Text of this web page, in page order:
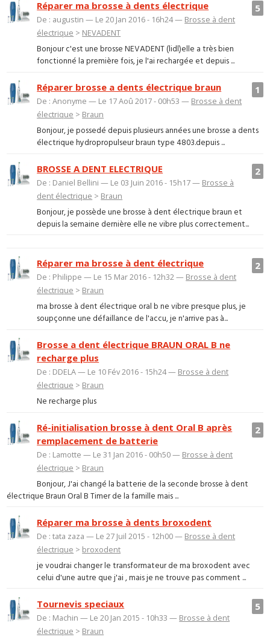
5
Réparer ma brosse à dents électrique
De : augustin — Le 20 Jan 2016 - 16h24 — Brosse à dent
électrique > NEVADENT
Bonjour c'est une brosse NEVADENT (lidl)elle a très bien
fonctionné la première fois, je l'ai rechargée et depuis ...
1
Réparer brosse a dents électrique braun
De : Anonyme — Le 17 Aoû 2017 - 00h53 — Brosse à dent
électrique > Braun
Bonjour, je possedé depuis plusieurs années une brosse a dents
électrique hydropropulseur braun type 4803.depuis ...
2
BROSSE A DENT ELECTRIQUE
De : Daniel Bellini — Le 03 Juin 2016 - 15h17 — Brosse à
dent électrique > Braun
Bonjour, je possède une brosse à dent électrique braun et
depuis la semaine dernière elle ne vibre plus correctement...
2
Réparer ma brosse à dent électrique
De : Philippe — Le 15 Mar 2016 - 12h32 — Brosse à dent
électrique > Braun
ma brosse à dent électrique oral b ne vibre presque plus, je
soupçonne une défaillance de l'accu, je n'arrive pas à...
Brosse a dent électrique BRAUN ORAL B ne
recharge plus
De : DDELA — Le 10 Fév 2016 - 15h24 — Brosse à dent
électrique > Braun
Ne recharge plus
2
Ré-initialisation brosse à dent Oral B après
remplacement de batterie
De : Lamotte — Le 31 Jan 2016 - 00h50 — Brosse à dent
électrique > Braun
Bonjour, J'ai changé la batterie de la seconde brosse à dent
électrique Braun Oral B Timer de la famille mais ...
Réparer ma brosse à dents broxodent
De : tata zaza — Le 27 Juil 2015 - 12h00 — Brosse à dent
électrique > broxodent
je voudrai changer le transformateur de ma broxodent avec
celui d'une autre que j'ai , mais je ne trouve pas comment ...
5
Tournevis speciaux
De : Machin — Le 20 Jan 2015 - 10h33 — Brosse à dent
électrique > Braun